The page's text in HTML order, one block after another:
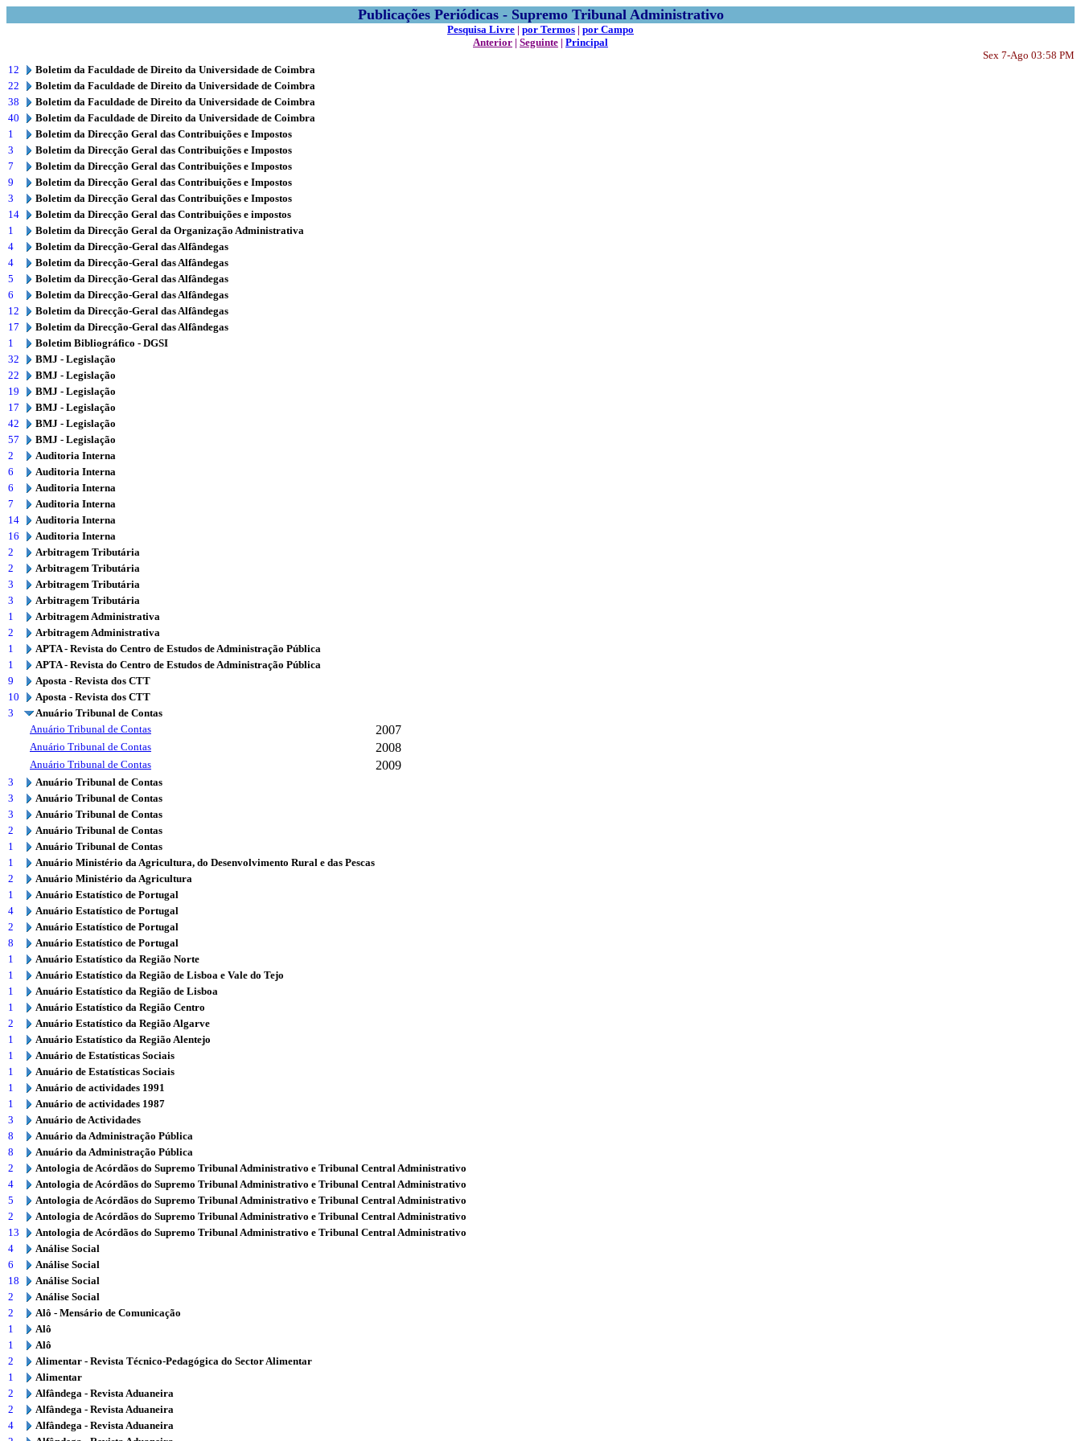
Publicações Periódicas - Supremo Tribunal Administrativo
Pesquisa Livre | por Termos | por Campo
Anterior | Seguinte | Principal
Sex 7-Ago 03:58 PM
12
Boletim da Faculdade de Direito da Universidade de Coimbra
22
Boletim da Faculdade de Direito da Universidade de Coimbra
38
Boletim da Faculdade de Direito da Universidade de Coimbra
40
Boletim da Faculdade de Direito da Universidade de Coimbra
1
Boletim da Direcção Geral das Contribuições e Impostos
3
Boletim da Direcção Geral das Contribuições e Impostos
7
Boletim da Direcção Geral das Contribuições e Impostos
9
Boletim da Direcção Geral das Contribuições e Impostos
3
Boletim da Direcção Geral das Contribuições e Impostos
14
Boletim da Direcção Geral das Contribuições e impostos
1
Boletim da Direcção Geral da Organização Administrativa
4
Boletim da Direcção-Geral das Alfândegas
4
Boletim da Direcção-Geral das Alfândegas
5
Boletim da Direcção-Geral das Alfândegas
6
Boletim da Direcção-Geral das Alfândegas
12
Boletim da Direcção-Geral das Alfândegas
17
Boletim da Direcção-Geral das Alfândegas
1
Boletim Bibliográfico - DGSI
32
BMJ - Legislação
22
BMJ - Legislação
19
BMJ - Legislação
17
BMJ - Legislação
42
BMJ - Legislação
57
BMJ - Legislação
2
Auditoria Interna
6
Auditoria Interna
6
Auditoria Interna
7
Auditoria Interna
14
Auditoria Interna
16
Auditoria Interna
2
Arbitragem Tributária
2
Arbitragem Tributária
3
Arbitragem Tributária
3
Arbitragem Tributária
1
Arbitragem Administrativa
2
Arbitragem Administrativa
1
APTA - Revista do Centro de Estudos de Administração Pública
1
APTA - Revista do Centro de Estudos de Administração Pública
9
Aposta - Revista dos CTT
10
Aposta - Revista dos CTT
3
Anuário Tribunal de Contas
Anuário Tribunal de Contas
2007
Anuário Tribunal de Contas 2008
Anuário Tribunal de Contas 2009
3
Anuário Tribunal de Contas
3
Anuário Tribunal de Contas
3
Anuário Tribunal de Contas
2
Anuário Tribunal de Contas
1
Anuário Tribunal de Contas
1
Anuário Ministério da Agricultura, do Desenvolvimento Rural e das Pescas
2
Anuário Ministério da Agricultura
1
Anuário Estatístico de Portugal
4
Anuário Estatístico de Portugal
2
Anuário Estatístico de Portugal
8
Anuário Estatístico de Portugal
1
Anuário Estatístico da Região Norte
1
Anuário Estatístico da Região de Lisboa e Vale do Tejo
1
Anuário Estatístico da Região de Lisboa
1
Anuário Estatístico da Região Centro
2
Anuário Estatístico da Região Algarve
1
Anuário Estatístico da Região Alentejo
1
Anuário de Estatísticas Sociais
1
Anuário de Estatísticas Sociais
1
Anuário de actividades 1991
1
Anuário de actividades 1987
3
Anuário de Actividades
8
Anuário da Administração Pública
8
Anuário da Administração Pública
2
Antologia de Acórdãos do Supremo Tribunal Administrativo e Tribunal Central Administrativo
4
Antologia de Acórdãos do Supremo Tribunal Administrativo e Tribunal Central Administrativo
5
Antologia de Acórdãos do Supremo Tribunal Administrativo e Tribunal Central Administrativo
2
Antologia de Acórdãos do Supremo Tribunal Administrativo e Tribunal Central Administrativo
13
Antologia de Acórdãos do Supremo Tribunal Administrativo e Tribunal Central Administrativo
4
Análise Social
6
Análise Social
18
Análise Social
2
Análise Social
2
Alô - Mensário de Comunicação
1
Alô
1
Alô
2
Alimentar - Revista Técnico-Pedagógica do Sector Alimentar
1
Alimentar
2
Alfândega - Revista Aduaneira
2
Alfândega - Revista Aduaneira
4
Alfândega - Revista Aduaneira